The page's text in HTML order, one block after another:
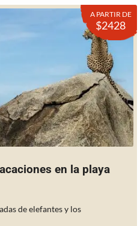
A PARTIR DE
$2428
en la playa
de elefantes y los